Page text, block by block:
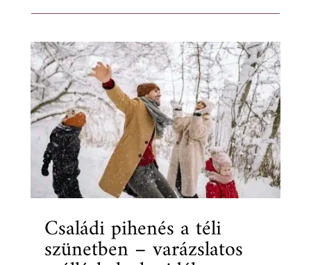
Családi pihenés a téli
szünetben – varázslatos